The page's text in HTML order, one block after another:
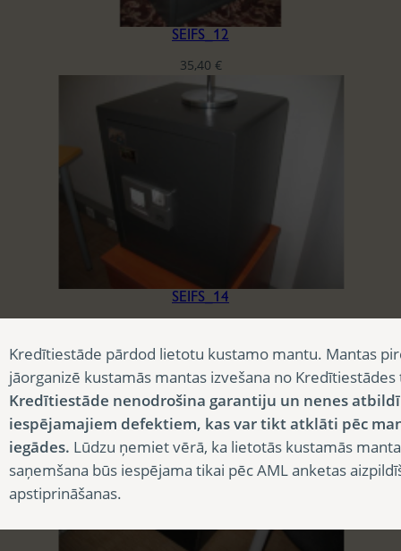
SEIFS_12
35,40 €
SEIFS_14
Kredītiestāde pārdod lietotu kustamo mantu. Mantas
jāorganizē kustamās mantas izvešana no
Kredītiestāde nenodrošina garantiju un nenes
iespējamajiem defektiem, kas var tikt atklāti pēc
iegādes. Lūdzu ņemiet vērā, ka lietotās kustamās
saņemšana būs iespējama tikai pēc AML anketas
apstiprināšanas.